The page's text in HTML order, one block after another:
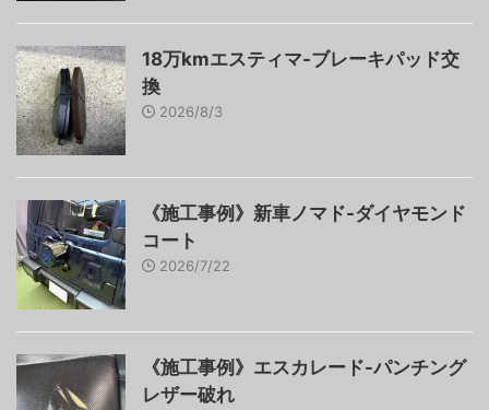
18万kmエスティマ-ブレーキパッド交
換
2026/8/3
《施工事例》新車ノマド-ダイヤモンド
コート
2026/7/22
《施工事例》エスカレード-パンチング
レザー破れ